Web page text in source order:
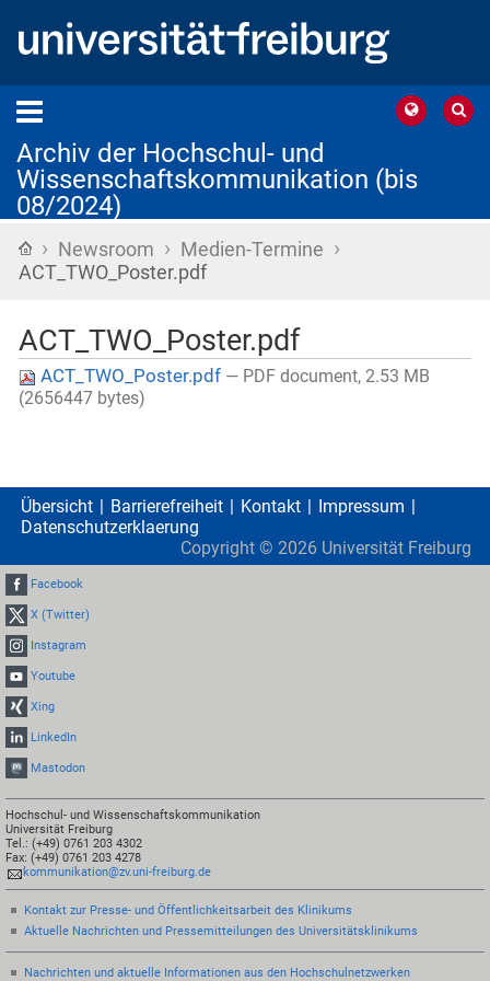
Archiv der Hochschul- und
Wissenschaftskommunikation (bis
08/2024)
Startseite
› Newsroom › Medien-Termine ›
ACT_TWO_Poster.pdf
ACT_TWO_Poster.pdf
ACT_TWO_Poster.pdf — PDF document, 2.53 MB
(2656447 bytes)
Übersicht Barrierefreiheit Kontakt
Impressum
Datenschutzerklaerung
Copyright © 2026 Universität Freiburg
Facebook
X (Twitter)
Instagram
Youtube
Xing
LinkedIn
Mastodon
Hochschul- und Wissenschaftskommunikation
Universität Freiburg
Tel.: (+49) 0761 203 4302
Fax: (+49) 0761 203 4278
kommunikation@zv.uni-freiburg.de
Kontakt zur Presse- und Öffentlichkeitsarbeit des Klinikums
Aktuelle Nachrichten und Pressemitteilungen des Universitätsklinikums
Nachrichten und aktuelle Informationen aus den Hochschulnetzwerken